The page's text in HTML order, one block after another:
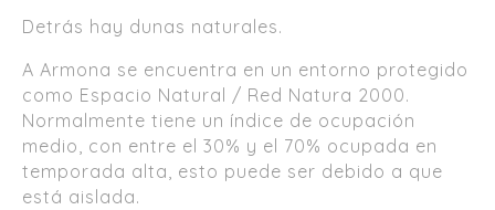
Detrás hay dunas naturales.
A Armona se encuentra en un entorno protegido
como Espacio Natural / Red Natura 2000.
Normalmente tiene un índice de ocupación
medio, con entre el 30% y el 70% ocupada en
temporada alta, esto puede ser debido a que
está aislada.